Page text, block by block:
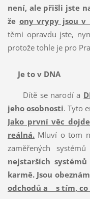
není, ale přišli jste
že ony vrypy jsou v
těmi opravdu jste,
protože tohle je pro
Je to v DNA
Dítě se narodí a
jeho osobnosti. Tyto
Jako první věc
reálná.Mluví o tom
zaměřených
nejstarších
karmě. Jsou
odchodů a s tím, co